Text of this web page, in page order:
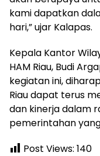
kami dapatkan
hari,” ujar Kalapas.
Kepala Kantor
HAM Riau, Budi
kegiatan ini,
Riau dapat terus
dan kinerja dalam
pemerintahan
Post Views: 140